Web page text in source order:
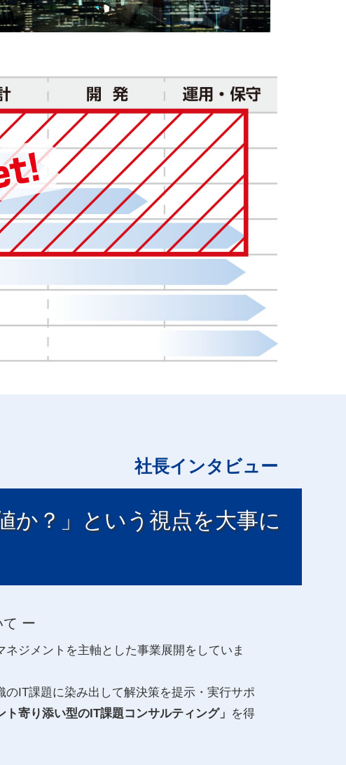
社長インタビュー
か？」という視点を大事に
て ー
ネジメントを主軸とした事業展開をしていま
のIT課題に染み出して解決策を提示・実行サポ
ト寄り添い型のIT課題コンサルティング」 を得